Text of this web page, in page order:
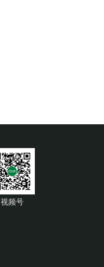
视频号